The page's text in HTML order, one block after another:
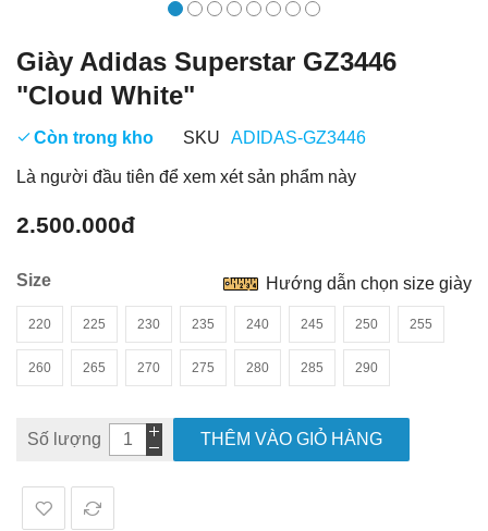
Giày Adidas Superstar GZ3446
"Cloud White"
Còn trong kho SKU ADIDAS-GZ3446
Là người đầu tiên để xem xét sản phẩm này
2.500.000đ
Size
220 225 230 235 240 245 250 255
260 265 270 275 280 285 290
Hướng dẫn chọn size giày
Số lượng THÊM VÀO GIỎ HÀNG